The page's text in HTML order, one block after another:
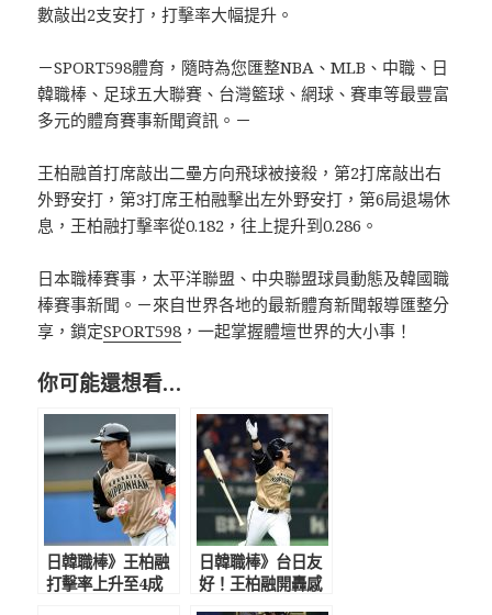
數敲出2支安打，打擊率大幅提升。
－SPORT598體育，隨時為您匯整NBA、MLB、中職、日
韓職棒、足球五大聯賽、台灣籃球、網球、賽車等最豐富
多元的體育賽事新聞資訊。－
王柏融首打席敲出二壘方向飛球被接殺，第2打席敲出右
外野安打，第3打席王柏融擊出左外野安打，第6局退場休
息，王柏融打擊率從0.182，往上提升到0.286。
日本職棒賽事，太平洋聯盟、中央聯盟球員動態及韓國職
棒賽事新聞。－來自世界各地的最新體育新聞報導匯整分
享，鎖定SPORT598 ，一起掌握體壇世界的大小事！
你可能還想看…
日韓職棒》王柏融
打擊率上升至4成
日韓職棒》台日友
好！王柏融開轟感